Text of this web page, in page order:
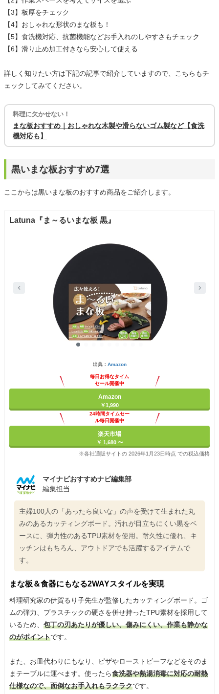
【3】板厚をチェック
【4】おしゃれな形状のまな板も！
【5】食洗機対応、抗菌機能などお手入れのしやすさもチェック
【6】滑り止め加工付きなら安心して使える
詳しく知りたい方は下記の記事で紹介していますので、こちらもチ
ェックしてみてください。
料理に欠かせない！
まな板おすすめ｜おしゃれな木製や滑らないゴム製など【食洗
機対応も】
黒いまな板おすすめ7選
ここからは黒いまな板のおすすめ商品をご紹介します。
Latuna『ま～るいまな板 黒』
出典： Amazon
毎日お得なタイム
セール開催中
Amazon
￥1,990
24時間タイムセー
ル毎日開催中
楽天市場
￥ 1,680 〜
※各社通販サイトの 2026年1月23日時点 での税込価格
マイナビおすすめナビ編集部
編集担当
主婦100人の「あったら良いな」の声を受けて生まれた丸
みのあるカッティングボード。汚れが目立ちにくい黒をベ
ースに、弾力性のあるTPU素材を使用。耐久性に優れ、キ
ッチンはもちろん、アウトドアでも活躍するアイテムで
す。
まな板＆食器にもなる2WAYスタイルを実現
料理研究家の伊賀るり子先生が監修したカッティングボード。ゴ
ムの弾力、プラスチックの硬さを併せ持ったTPU素材を採用して
いるため、 包丁の刃あたりが優しい、傷みにくい、作業も静かな
のがポイントです。
また、お皿代わりにもなり、ピザやローストビーフなどをそのま
まテーブルに運べます。使ったら食洗器や熱湯消毒に対応の耐熱
仕様なので、面倒なお手入れもラクラクです。